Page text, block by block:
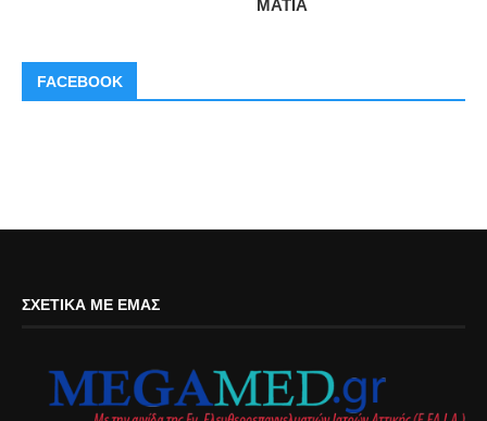
ΜΑΤΙΑ
FACEBOOK
ΣΧΕΤΙΚΆ ΜΕ ΕΜΆΣ